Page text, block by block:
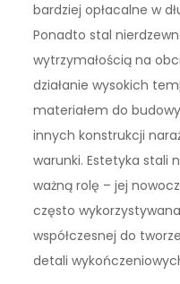
bardziej opłacalne w
Ponadto stal
wytrzymałością na
działanie wysokich
materiałem do
innych konstrukcji
warunki. Estetyka stali
ważną rolę – jej
często
współczesnej do
detali